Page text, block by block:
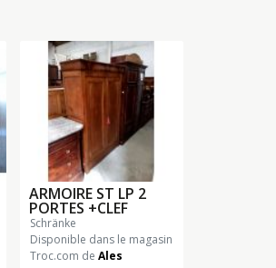
ARMOIRE ST LP 2
PORTES +CLEF
schränke
Disponible dans le magasin
Troc.com de Ales